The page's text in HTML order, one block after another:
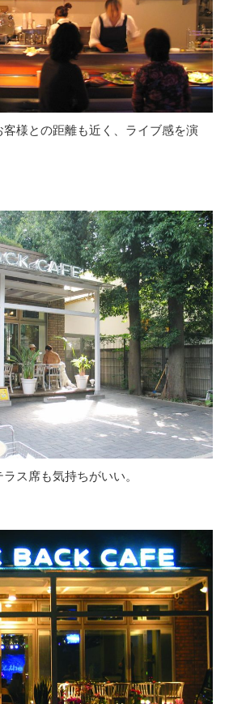
様との距離も近く、ライブ感を演
ス席も気持ちがいい。